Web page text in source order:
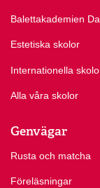
Balettakademien
Estetiska skolor
Internationella
Alla våra skolor
Genvägar
Rusta och matcha
Föreläsningar